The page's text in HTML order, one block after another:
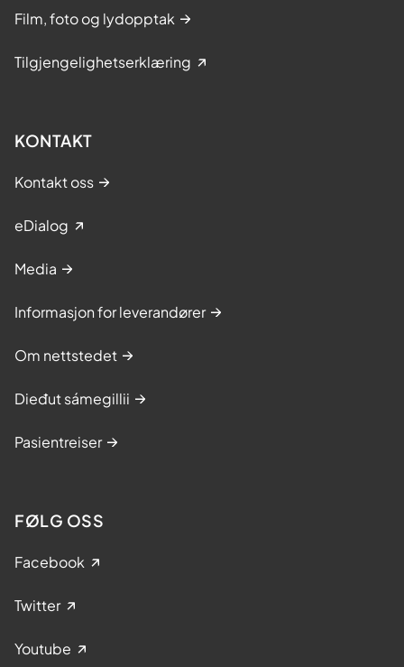
Film, foto og lydopptak
Tilgjengelighetserklæring
KONTAKT
Kontakt oss
eDialog
Media
Informasjon for leverandører
Om nettstedet
Dieđut sámegillii
Pasientreiser
FØLG OSS
Facebook
Twitter
Youtube